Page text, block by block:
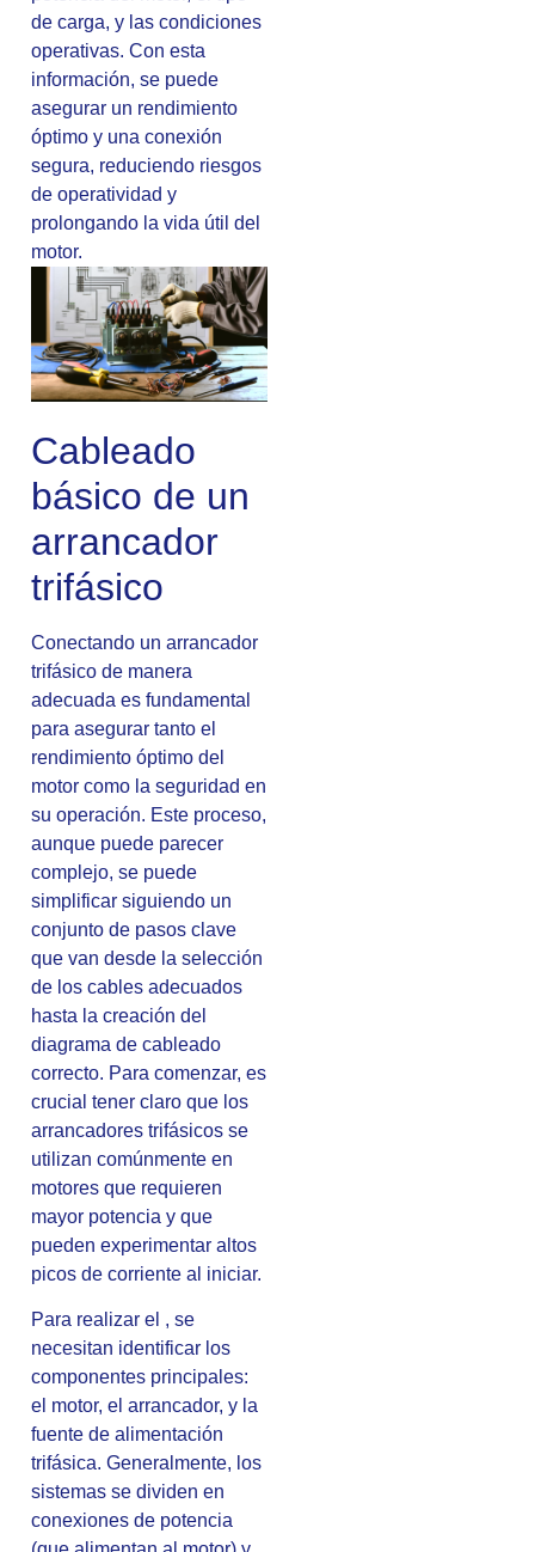
de carga, y las condiciones
operativas. Con esta
información, se puede
asegurar un rendimiento
óptimo y una conexión
segura, reduciendo riesgos
de operatividad y
prolongando la vida útil del
motor.
Cableado
básico de un
arrancador
trifásico
Conectando un arrancador
trifásico de manera
adecuada es fundamental
para asegurar tanto el
rendimiento óptimo del
motor como la seguridad en
su operación. Este proceso,
aunque puede parecer
complejo, se puede
simplificar siguiendo un
conjunto de pasos clave
que van desde la selección
de los cables adecuados
hasta la creación del
diagrama de cableado
correcto. Para comenzar, es
crucial tener claro que los
arrancadores trifásicos se
utilizan comúnmente en
motores que requieren
mayor potencia y que
pueden experimentar altos
picos de corriente al iniciar.
Para realizar el , se
necesitan identificar los
componentes principales:
el motor, el arrancador, y la
fuente de alimentación
trifásica. Generalmente, los
sistemas se dividen en
conexiones de potencia